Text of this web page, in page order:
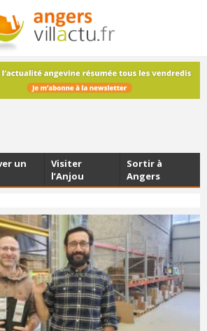
NEWSLETTER
d'Angers, chaque vendredi dans
votre boîte e-mail
un
Visiter
l’Anjou
Sortir à
Angers